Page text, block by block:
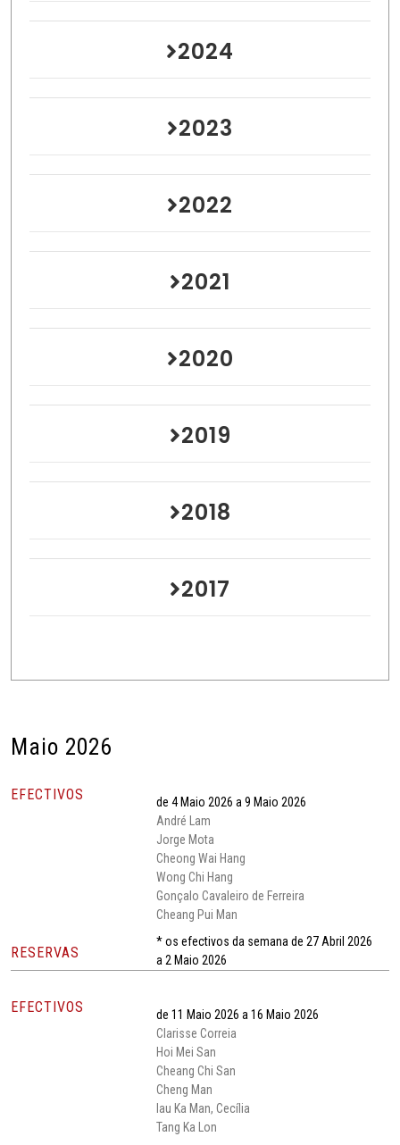
2024
2023
2022
2021
2020
2019
2018
2017
Maio 2026
EFECTIVOS
de 4 Maio 2026 a 9 Maio 2026
André Lam
Jorge Mota
Cheong Wai Hang
Wong Chi Hang
Gonçalo Cavaleiro de Ferreira
Cheang Pui Man
RESERVAS
* os efectivos da semana de 27 Abril 2026
a 2 Maio 2026
EFECTIVOS
de 11 Maio 2026 a 16 Maio 2026
Clarisse Correia
Hoi Mei San
Cheang Chi San
Cheng Man
Iau Ka Man, Cecília
Tang Ka Lon